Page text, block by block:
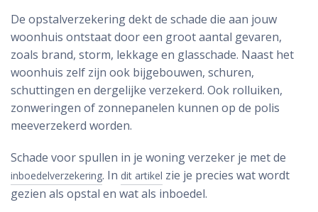
De opstalverzekering dekt de schade die aan jouw
woonhuis ontstaat door een groot aantal gevaren,
zoals brand, storm, lekkage en glasschade. Naast het
woonhuis zelf zijn ook bijgebouwen, schuren,
schuttingen en dergelijke verzekerd. Ook rolluiken,
zonweringen of zonnepanelen kunnen op de polis
meeverzekerd worden.
Schade voor spullen in je woning verzeker je met de
inboedelverzekering. In dit artikel zie je precies wat wordt
gezien als opstal en wat als inboedel.